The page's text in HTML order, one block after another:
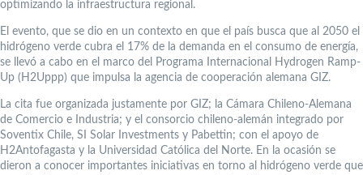
optimizando la infraestructura regional.
El evento, que se dio en un contexto en que el país busca que al 2050 el
hidrógeno verde cubra el 17% de la demanda en el consumo de energía,
se llevó a cabo en el marco del Programa Internacional Hydrogen Ramp-
Up (H2Uppp) que impulsa la agencia de cooperación alemana GIZ.
La cita fue organizada justamente por GIZ; la Cámara Chileno-Alemana
de Comercio e Industria; y el consorcio chileno-alemán integrado por
Soventix Chile, SI Solar Investments y Pabettin; con el apoyo de
H2Antofagasta y la Universidad Católica del Norte. En la ocasión se
dieron a conocer importantes iniciativas en torno al hidrógeno verde que